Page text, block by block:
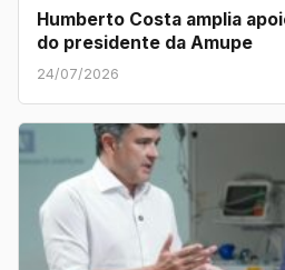
Humberto Costa amplia
do presidente da Amupe
24/07/2026